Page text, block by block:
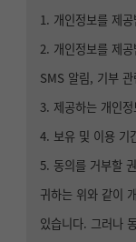
1. 개인정보를 제
2. 개인정보를 제
SMS 알림, 기부
3. 제공하는 개인
4. 보유 및 이용 기
5. 동의를 거부할
귀하는 위와 같이
있습니다. 그러나